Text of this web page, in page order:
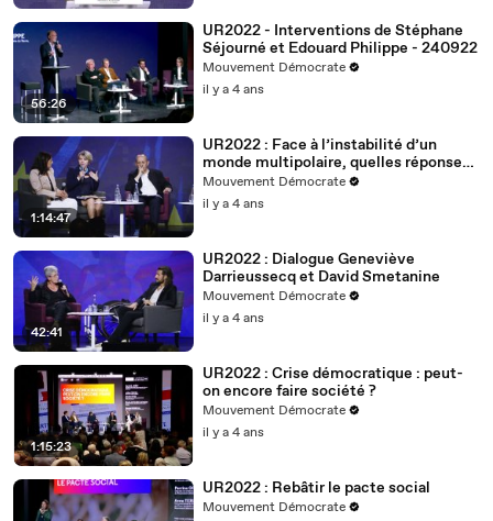
56:26
UR2022 - Interventions de Stéphane
Séjourné et Edouard Philippe - 240922
Mouvement Démocrate
il y a 4 ans
1:14:47
UR2022 : Face à l’instabilité d’un
monde multipolaire, quelles réponses
européennes ?
Mouvement Démocrate
il y a 4 ans
42:41
UR2022 : Dialogue Geneviève
Darrieussecq et David Smetanine
Mouvement Démocrate
il y a 4 ans
1:15:23
UR2022 : Crise démocratique : peut-
on encore faire société ?
Mouvement Démocrate
il y a 4 ans
UR2022 : Rebâtir le pacte social
Mouvement Démocrate